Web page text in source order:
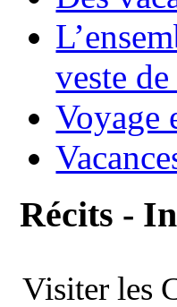
veste
Voyage
Récits -
Visiter les